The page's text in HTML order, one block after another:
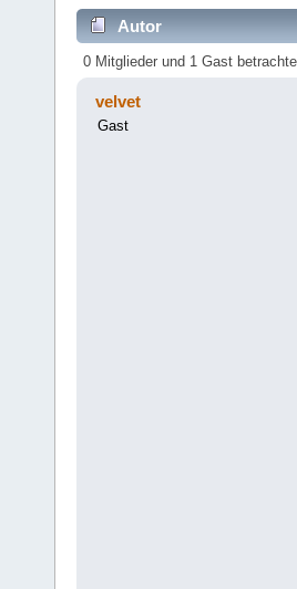
Autor
0 Mitglieder und 1 Gast
velvet
Gast